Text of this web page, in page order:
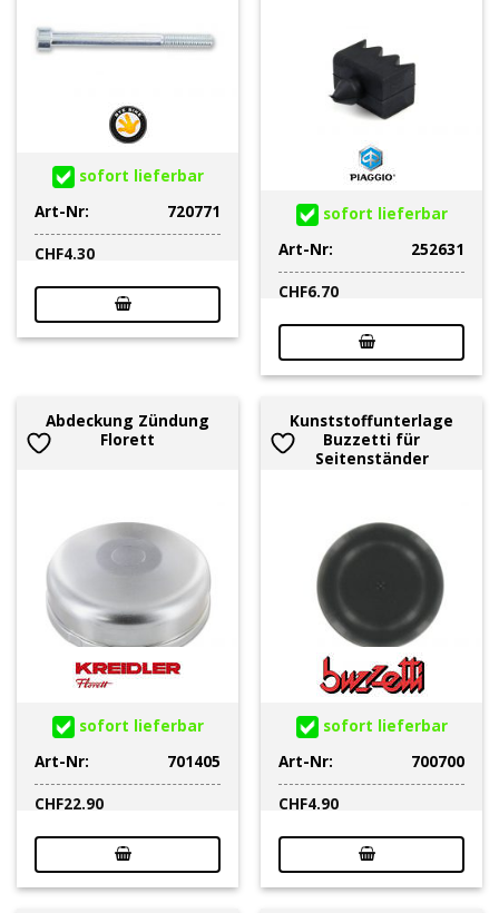
sofort lieferbar
Art-Nr:
720771
CHF4.30
sofort lieferbar
Art-Nr:
252631
CHF6.70
Abdeckung Zündung
Florett
sofort lieferbar
Art-Nr:
701405
CHF22.90
Kunststoffunterlage
Buzzetti für
Seitenständer
sofort lieferbar
Art-Nr:
700700
CHF4.90